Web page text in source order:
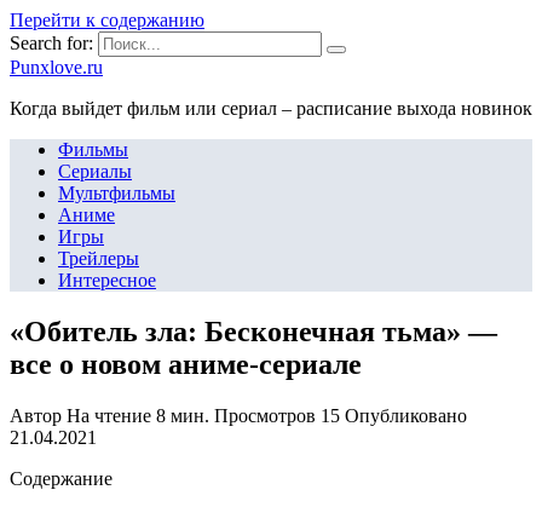
Перейти к содержанию
Search for:
Punxlove.ru
Когда выйдет фильм или сериал – расписание выхода новинок
Фильмы
Сериалы
Мультфильмы
Аниме
Игры
Трейлеры
Интересное
«Обитель зла: Бесконечная тьма» —
все о новом аниме-сериале
Автор На чтение 8 мин. Просмотров 15 Опубликовано
21.04.2021
Содержание